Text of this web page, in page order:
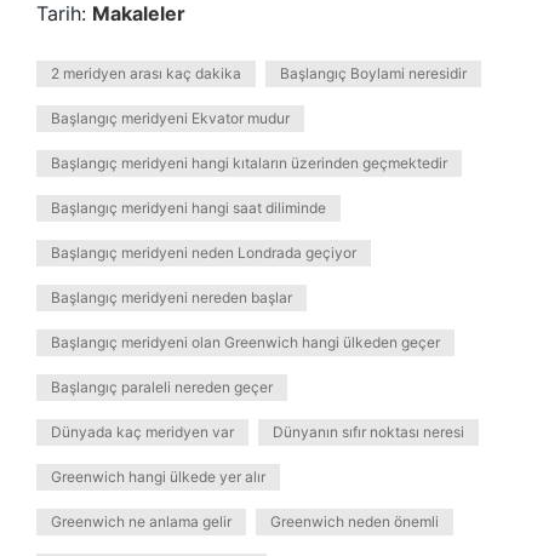
Tarih: Makaleler
2 meridyen arası kaç dakika Başlangıç Boylami neresidir
Başlangıç meridyeni Ekvator mudur
Başlangıç meridyeni hangi kıtaların üzerinden geçmektedir
Başlangıç meridyeni hangi saat diliminde
Başlangıç meridyeni neden Londrada geçiyor
Başlangıç meridyeni nereden başlar
Başlangıç meridyeni olan Greenwich hangi ülkeden geçer
Başlangıç paraleli nereden geçer
Dünyada kaç meridyen var Dünyanın sıfır noktası neresi
Greenwich hangi ülkede yer alır
Greenwich ne anlama gelir Greenwich neden önemli